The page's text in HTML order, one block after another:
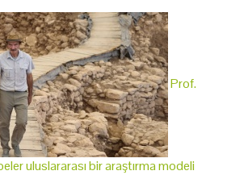
Prof.
uluslararası bir araştırma modeli